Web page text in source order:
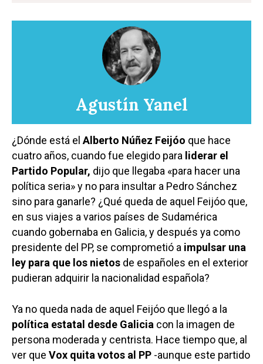
Agustín Yanel
¿Dónde está el Alberto Núñez Feijóo que hace
cuatro años, cuando fue elegido para liderar el
Partido Popular, dijo que llegaba «para hacer una
política seria» y no para insultar a Pedro Sánchez
sino para ganarle? ¿Qué queda de aquel Feijóo que,
en sus viajes a varios países de Sudamérica
cuando gobernaba en Galicia, y después ya como
presidente del PP, se comprometió a impulsar una
ley para que los nietos de españoles en el exterior
pudieran adquirir la nacionalidad española?
Ya no queda nada de aquel Feijóo que llegó a la
política estatal desde Galicia con la imagen de
persona moderada y centrista. Hace tiempo que, al
ver que Vox quita votos al PP -aunque este partido